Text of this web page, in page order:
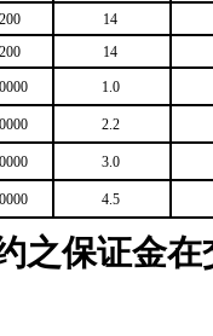
200
14
200 14
1.0
2.2
3.0
4.5
之保证金